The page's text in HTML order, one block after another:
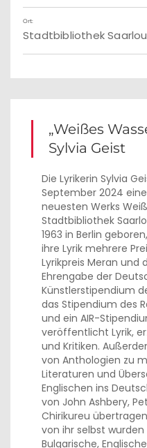
Ort:
Stadtbibliothek
„Weißes
Sylvia Geist
Die Lyrikerin Sylvia
September 2024
neuesten Werks
Stadtbibliothek
1963 in Berlin
ihre Lyrik mehrere
Lyrikpreis Meran und
Ehrengabe der
Künstlerstipendium
das Stipendium des
und ein AIR-
veröffentlicht Lyrik,
und Kritiken.
von Anthologien zu
Literaturen und
Englischen ins
von John Ashbery,
Chirikureu
von ihr selbst wurden
Bulgarische,